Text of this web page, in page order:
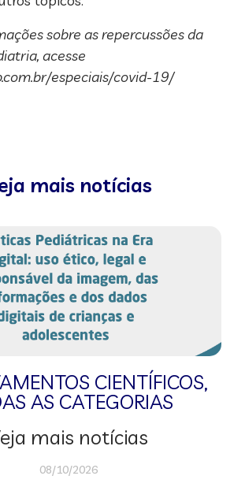
sobre as repercussões da
acesse
especiais/covid-19/
mais notícias
CIENTÍFICOS,
AS CATEGORIAS
mais notícias
08/10/2026